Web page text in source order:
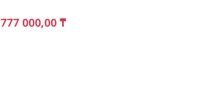
777 000,00 ₸